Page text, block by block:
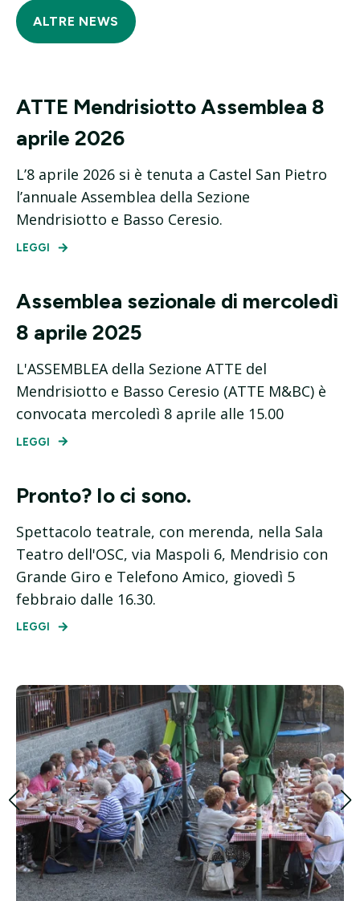
ALTRE NEWS
ATTE Mendrisiotto Assemblea 8
aprile 2026
L’8 aprile 2026 si è tenuta a Castel San Pietro
l’annuale Assemblea della Sezione
Mendrisiotto e Basso Ceresio.
LEGGI
Assemblea sezionale di mercoledì
8 aprile 2025
L'ASSEMBLEA della Sezione ATTE del
Mendrisiotto e Basso Ceresio (ATTE M&BC) è
convocata mercoledì 8 aprile alle 15.00
LEGGI
Pronto? Io ci sono.
Spettacolo teatrale, con merenda, nella Sala
Teatro dell'OSC, via Maspoli 6, Mendrisio con
Grande Giro e Telefono Amico, giovedì 5
febbraio dalle 16.30.
LEGGI